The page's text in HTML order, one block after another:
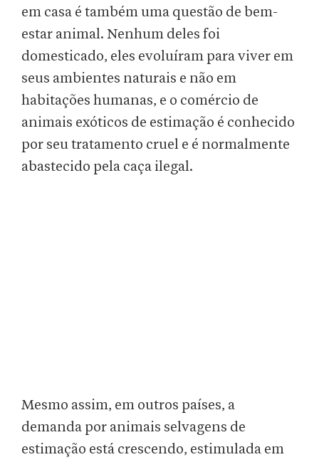
em casa é também uma questão de bem-
estar animal. Nenhum deles foi
domesticado, eles evoluíram para viver em
seus ambientes naturais e não em
habitações humanas, e o comércio de
animais exóticos de estimação é conhecido
por seu tratamento cruel e é normalmente
abastecido pela caça ilegal.
Mesmo assim, em outros países, a
demanda por animais selvagens de
estimação está crescendo, estimulada em